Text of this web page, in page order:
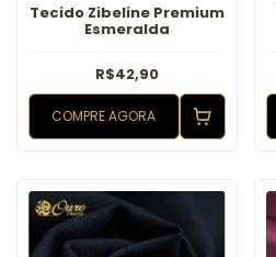
Tecido Zibeline Premium
Esmeralda
R$42,90
COMPRE AGORA